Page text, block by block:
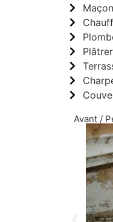
Avant /